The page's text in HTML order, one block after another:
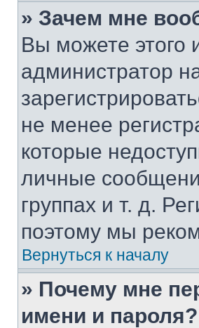
» Зачем мне
Вы можете этого
администратор
не менее
которые
личные
группах и т. д.
поэтому мы
Вернуться к началу
» Почему мне
имени и пароля?